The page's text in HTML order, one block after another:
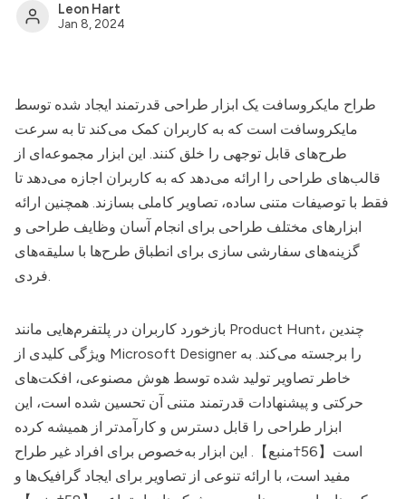
Leon Hart
Jan 8, 2024
طراح مایکروسافت یک ابزار طراحی قدرتمند ایجاد شده توسط
مایکروسافت است که به کاربران کمک می‌کند تا به سرعت
طرح‌های قابل توجهی را خلق کنند. این ابزار مجموعه‌ای از
قالب‌های طراحی را ارائه می‌دهد که به کاربران اجازه می‌دهد تا
فقط با توصیفات متنی ساده، تصاویر کاملی بسازند. همچنین ارائه
ابزارهای مختلف طراحی برای انجام آسان وظایف طراحی و
گزینه‌های سفارشی سازی برای انطباق طرح‌ها با سلیقه‌های
فردی.
بازخورد کاربران در پلتفرم‌هایی مانند Product Hunt، چندین
ویژگی کلیدی از Microsoft Designer را برجسته می‌کند. به
خاطر تصاویر تولید شده توسط هوش مصنوعی، افکت‌های
حرکتی و پیشنهادات قدرتمند متنی آن تحسین شده است، این
ابزار طراحی را قابل دسترس و کارآمدتر از همیشه کرده
است【56†منبع】. این ابزار به‌خصوص برای افراد غیر طراح
مفید است، با ارائه تنوعی از تصاویر برای ایجاد گرافیک‌ها و